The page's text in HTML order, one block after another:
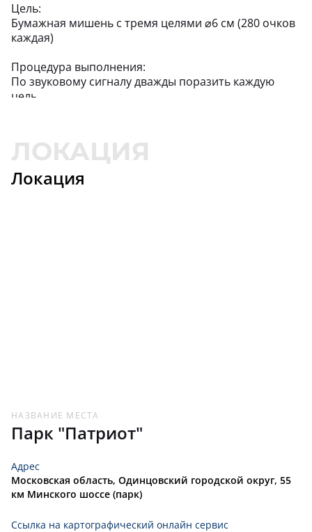
Цель:
Бумажная мишень с тремя целями ⌀6 см (280 очков
каждая)
Процедура выполнения:
По звуковому сигналу дважды поразить каждую
цель
Промах – удвоенное количество очков за цель
Выстрел после второго звукового сигнала – 0 очков
за
упражнение.
Локация
НАЗВАНИЕ МЕСТА
Парк "Патриот"
Адрес
Московская область, Одинцовский городской округ, 55
км Минского шоссе (парк)
Ссылка на картографический онлайн сервис